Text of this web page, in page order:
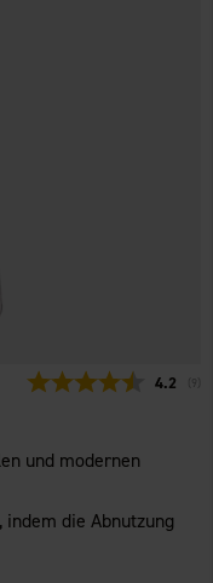
4.2 9
und modernen
die Abnutzung